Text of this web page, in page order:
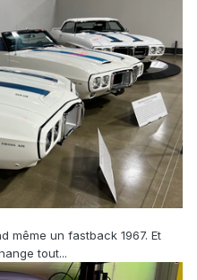
même un fastback 1967. Et
tout...